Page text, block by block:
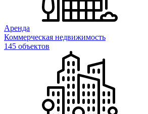
Аренда
Коммерческая недвижимость
145 объектов